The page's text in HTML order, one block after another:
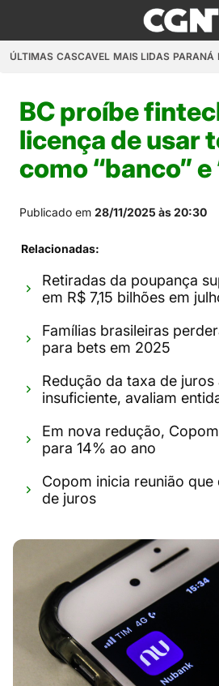
ÚLTIMAS CASCAVEL MAIS LIDAS PARANÁ
BC proíbe
licença de usar
como “banco” e
Publicado em 28/11/2025 às 20:30
Relacionadas:
Retiradas da poupança
em R$ 7,15 bilhões em
Famílias brasileiras
para bets em 2025
Redução da taxa de juros
insuficiente, avaliam
Em nova redução,
para 14% ao ano
Copom inicia reunião
de juros